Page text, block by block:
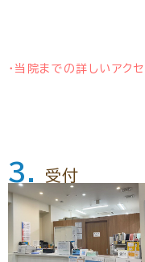
・当院までの詳しいアク
3. 受付